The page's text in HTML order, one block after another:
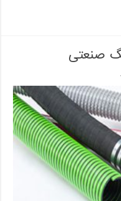
صنعتی